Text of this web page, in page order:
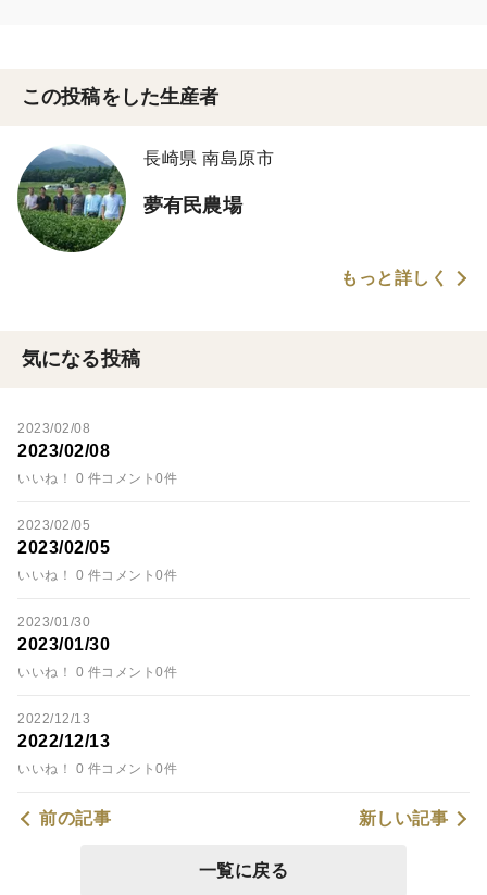
この投稿をした生産者
長崎県 南島原市
夢有民農場
もっと詳しく
気になる投稿
2023/02/08
2023/02/08
いいね！ 0 件コメント0件
2023/02/05
2023/02/05
いいね！ 0 件コメント0件
2023/01/30
2023/01/30
いいね！ 0 件コメント0件
2022/12/13
2022/12/13
いいね！ 0 件コメント0件
前の記事 新しい記事
一覧に戻る